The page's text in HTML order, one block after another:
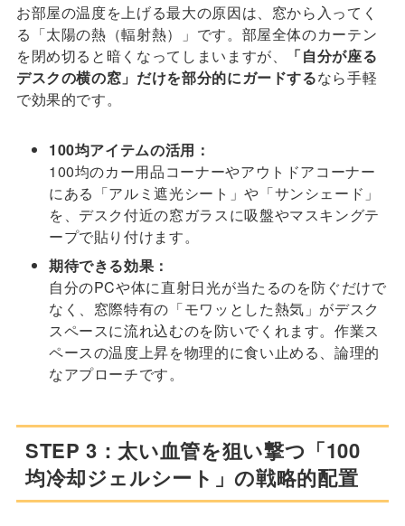
お部屋の温度を上げる最大の原因は、窓から入ってく
る「太陽の熱（輻射熱）」です。部屋全体のカーテン
を閉め切ると暗くなってしまいますが、
「自分が座る
デスクの横の窓」だけを部分的にガードするなら手軽
で効果的です。
100均アイテムの活用：
100均のカー用品コーナーやアウトドアコーナー
にある「アルミ遮光シート」や「サンシェード」
を、デスク付近の窓ガラスに吸盤やマスキングテ
ープで貼り付けます。
期待できる効果：
自分のPCや体に直射日光が当たるのを防ぐだけで
なく、窓際特有の「モワッとした熱気」がデスク
スペースに流れ込むのを防いでくれます。作業ス
ペースの温度上昇を物理的に食い止める、論理的
なアプローチです。
STEP 3：太い血管を狙い撃つ「100
均冷却ジェルシート」の戦略的配置